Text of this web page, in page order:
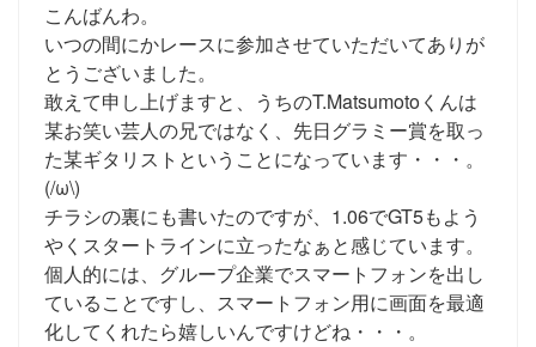
こんばんわ。
いつの間にかレースに参加させていただいてありが
とうございました。
敢えて申し上げますと、うちのT.Matsumotoくんは
某お笑い芸人の兄ではなく、先日グラミー賞を取っ
た某ギタリストということになっています・・・。
(/ω\)
チラシの裏にも書いたのですが、1.06でGT5もよう
やくスタートラインに立ったなぁと感じています。
個人的には、グループ企業でスマートフォンを出し
ていることですし、スマートフォン用に画面を最適
化してくれたら嬉しいんですけどね・・・。